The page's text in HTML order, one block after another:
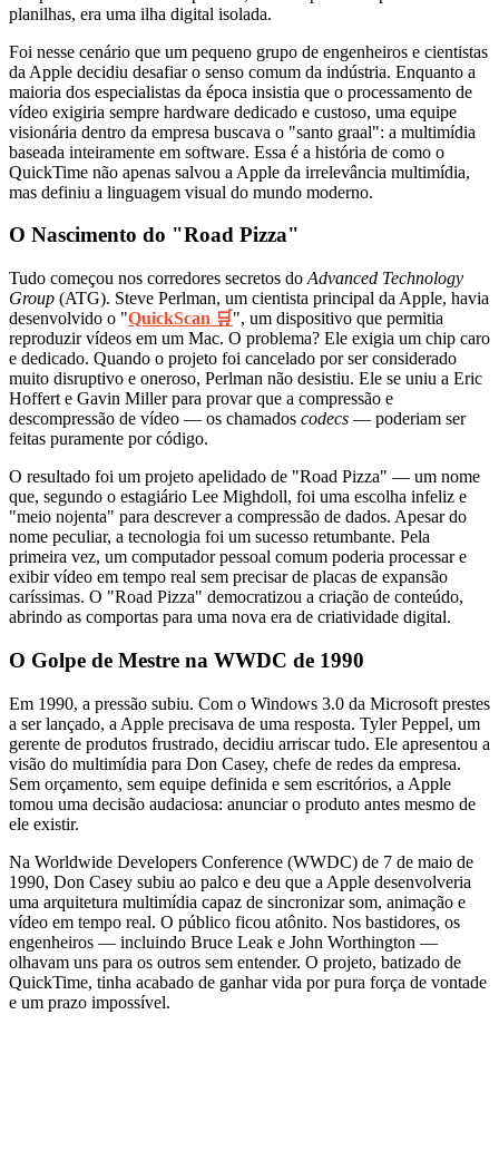
planilhas, era uma ilha digital isolada.
Foi nesse cenário que um pequeno grupo de engenheiros e cientistas
da Apple decidiu desafiar o senso comum da indústria. Enquanto a
maioria dos especialistas da época insistia que o processamento de
vídeo exigiria sempre hardware dedicado e custoso, uma equipe
visionária dentro da empresa buscava o "santo graal": a multimídia
baseada inteiramente em software. Essa é a história de como o
QuickTime não apenas salvou a Apple da irrelevância multimídia,
mas definiu a linguagem visual do mundo moderno.
O Nascimento do "Road Pizza"
Tudo começou nos corredores secretos do Advanced Technology
Group (ATG). Steve Perlman, um cientista principal da Apple, havia
desenvolvido o "QuickScan 🛒", um dispositivo que permitia
reproduzir vídeos em um Mac. O problema? Ele exigia um chip caro
e dedicado. Quando o projeto foi cancelado por ser considerado
muito disruptivo e oneroso, Perlman não desistiu. Ele se uniu a Eric
Hoffert e Gavin Miller para provar que a compressão e
descompressão de vídeo — os chamados codecs — poderiam ser
feitas puramente por código.
O resultado foi um projeto apelidado de "Road Pizza" — um nome
que, segundo o estagiário Lee Mighdoll, foi uma escolha infeliz e
"meio nojenta" para descrever a compressão de dados. Apesar do
nome peculiar, a tecnologia foi um sucesso retumbante. Pela
primeira vez, um computador pessoal comum poderia processar e
exibir vídeo em tempo real sem precisar de placas de expansão
caríssimas. O "Road Pizza" democratizou a criação de conteúdo,
abrindo as comportas para uma nova era de criatividade digital.
O Golpe de Mestre na WWDC de 1990
Em 1990, a pressão subiu. Com o Windows 3.0 da Microsoft prestes
a ser lançado, a Apple precisava de uma resposta. Tyler Peppel, um
gerente de produtos frustrado, decidiu arriscar tudo. Ele apresentou a
visão do multimídia para Don Casey, chefe de redes da empresa.
Sem orçamento, sem equipe definida e sem escritórios, a Apple
tomou uma decisão audaciosa: anunciar o produto antes mesmo de
ele existir.
Na Worldwide Developers Conference (WWDC) de 7 de maio de
1990, Don Casey subiu ao palco e deu que a Apple desenvolveria
uma arquitetura multimídia capaz de sincronizar som, animação e
vídeo em tempo real. O público ficou atônito. Nos bastidores, os
engenheiros — incluindo Bruce Leak e John Worthington —
olhavam uns para os outros sem entender. O projeto, batizado de
QuickTime, tinha acabado de ganhar vida por pura força de vontade
e um prazo impossível.